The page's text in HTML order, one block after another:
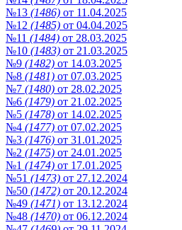
№13 (1486) от 11.04.2025
№12 (1485) от 04.04.2025
№11 (1484) от 28.03.2025
№10 (1483) от 21.03.2025
№9 (1482) от 14.03.2025
№8 (1481) от 07.03.2025
№7 (1480) от 28.02.2025
№6 (1479) от 21.02.2025
№5 (1478) от 14.02.2025
№4 (1477) от 07.02.2025
№3 (1476) от 31.01.2025
№2 (1475) от 24.01.2025
№1 (1474) от 17.01.2025
№51 (1473) от 27.12.2024
№50 (1472) от 20.12.2024
№49 (1471) от 13.12.2024
№48 (1470) от 06.12.2024